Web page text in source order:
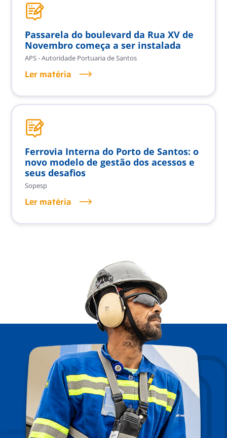
Passarela do boulevard da Rua XV de
Novembro começa a ser instalada
APS - Autoridade Portuaria de Santos
Ler matéria
Ferrovia Interna do Porto de Santos: o
novo modelo de gestão dos acessos e
seus desafios
Sopesp
Ler matéria